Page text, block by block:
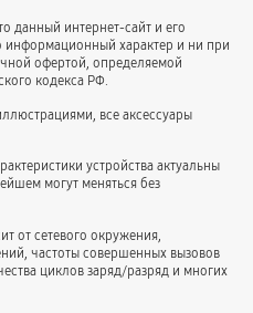
данный интернет-сайт и его
характер и ни при
офертой, определяемой
кодекса РФ.
все аксессуары
устройства актуальны
могут меняться без
от сетевого окружения,
частоты совершенных вызовов
циклов заряд/разряд и многих